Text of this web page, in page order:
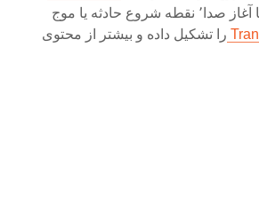
یا آغاز صدا٬ نقطه شروع حادثه یا موج
را تشکیل داده و بیشتر از محتوی